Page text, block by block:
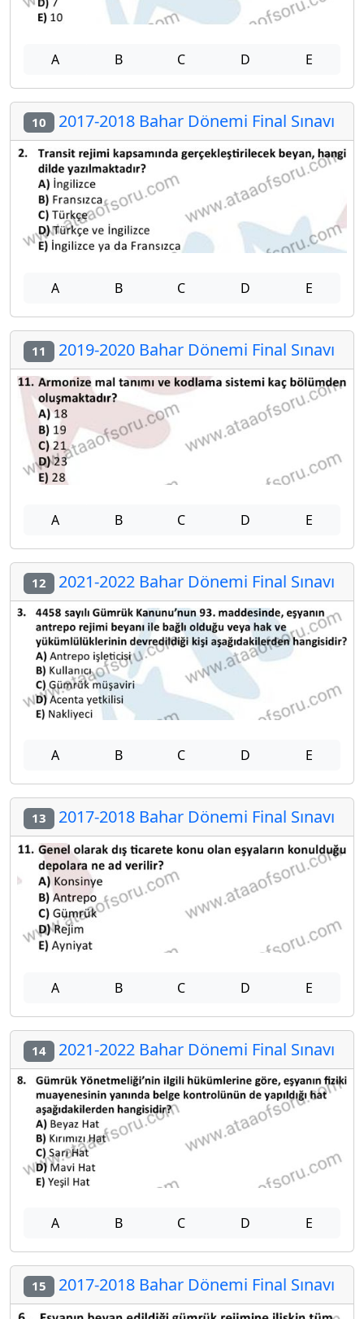
A B C D E
10 2017-2018 Bahar Dönemi Final Sınavı
A B C D E
11 2019-2020 Bahar Dönemi Final Sınavı
A B C D E
12 2021-2022 Bahar Dönemi Final Sınavı
A B C D E
13 2017-2018 Bahar Dönemi Final Sınavı
A B C D E
14 2021-2022 Bahar Dönemi Final Sınavı
A B C D E
15 2017-2018 Bahar Dönemi Final Sınavı